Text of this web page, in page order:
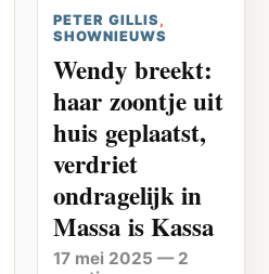
PETER GILLIS ,
SHOWNIEUWS
Wendy breekt:
haar zoontje uit
huis geplaatst,
verdriet
ondragelijk in
Massa is Kassa
17 mei 2025 — 2